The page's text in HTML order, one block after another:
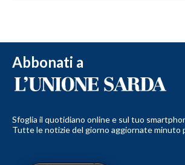
Abbonati a
Sfoglia il quotidiano online e sul tuo
Tutte le notizie del giorno aggiornate minuto